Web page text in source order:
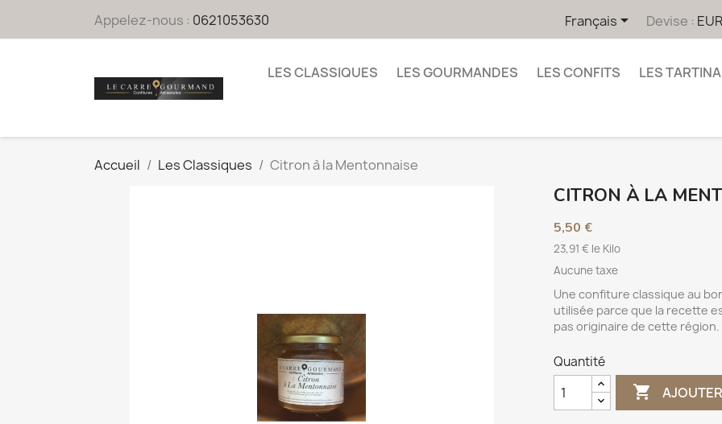
Appelez-nous : 0621053630 Français Devise :
LES CLASSIQUES LES GOURMANDES LES CONFITS LES
Accueil Les Classiques Citron à la Mentonnaise
CITRON À LA
5,50 €
23,91 € le Kilo
Aucune taxe
Une confiture classique au
utilisée parce que la recette
pas originaire de cette
Quantité
